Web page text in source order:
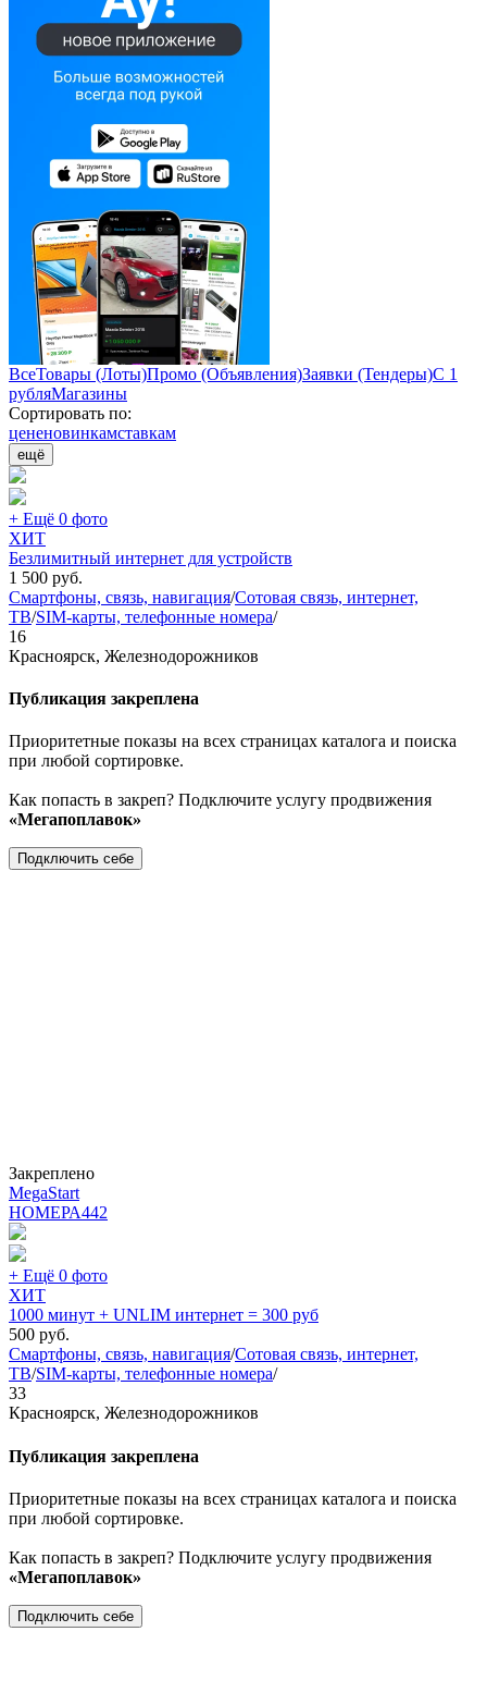
ВсеТовары (Лоты)Промо (Объявления)Заявки (Тендеры)С 1
рубляМагазины
Сортировать по:
цененовинкамставкам
ещё
+ Ещё 0 фото
ХИТ
Безлимитный интернет для устройств
1 500 руб.
Смартфоны, связь, навигация/Сотовая связь, интернет,
ТВ/SIM-карты, телефонные номера/
16
Красноярск, Железнодорожников
Публикация закреплена
Приоритетные показы на всех страницах каталога и поиска
при любой сортировке.
Как попасть в закреп? Подключите услугу продвижения
«Мегапоплавок»
Подключить себе
Закреплено
MegaStart
НОМЕРА442
+ Ещё 0 фото
ХИТ
1000 минут + UNLIM интернет = 300 руб
500 руб.
Смартфоны, связь, навигация/Сотовая связь, интернет,
ТВ/SIM-карты, телефонные номера/
33
Красноярск, Железнодорожников
Публикация закреплена
Приоритетные показы на всех страницах каталога и поиска
при любой сортировке.
Как попасть в закреп? Подключите услугу продвижения
«Мегапоплавок»
Подключить себе